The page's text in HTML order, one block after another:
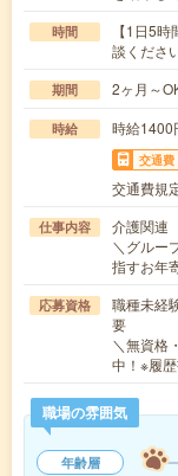
時間
【1日5
談くださ
期間 2ヶ月～
時給 時給1400
交通費
交通費規
仕事内容
介護関連
＼グルー
指すお年
応募資格
職種未経
要
＼無資格
中！※履
職場の雰囲気
年齢層